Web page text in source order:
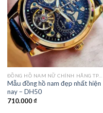
Mẫu đồng hồ nam đẹp nhất hiện
nay – DH50
710.000₫